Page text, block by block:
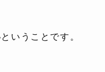
ということです。